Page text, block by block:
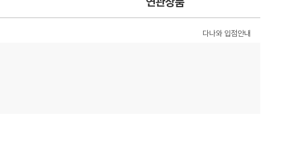
다나와 입점안내